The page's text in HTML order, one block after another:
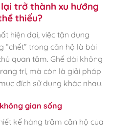
trở thành xu hướng
thiếu?
hiện đại, việc tận dụng
“chết” trong căn hộ là bài
quan tâm. Ghế dài không
trí, mà còn là giải pháp
đích sử dụng khác nhau.
gian sống
kế hàng trăm căn hộ của